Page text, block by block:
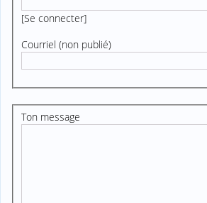
[Se connecter]
Courriel (non publié)
Ton message